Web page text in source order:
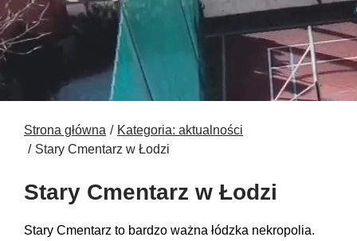
Strona główna
Kategoria: aktualności
Stary Cmentarz w Łodzi
Stary Cmentarz w Łodzi
Stary Cmentarz to bardzo ważna łódzka nekropolia.